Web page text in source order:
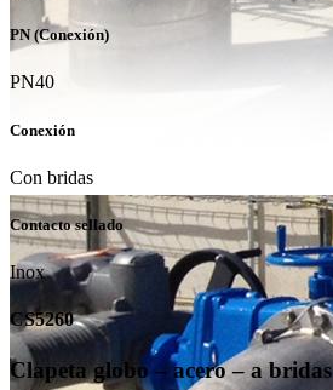
PN (Conexión)
PN40
Conexión
Con bridas
Contacto sellado
Inox
CS5260
Clapeta globo – acero – a bridas